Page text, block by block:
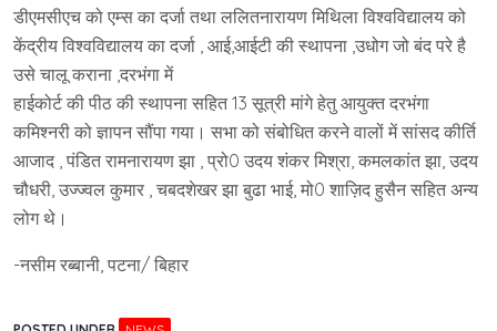
डीएमसीएच को एम्स का दर्जा तथा ललितनारायण मिथिला विश्वविद्यालय को
केंद्रीय विश्वविद्यालय का दर्जा , आई,आईटी की स्थापना ,उधोग जो बंद परे है
उसे चालू कराना ,दरभंगा में
हाईकोर्ट की पीठ की स्थापना सहित 13 सूत्री मांगे हेतु आयुक्त दरभंगा
कमिश्नरी को ज्ञापन सौंपा गया। सभा को संबोधित करने वालों में सांसद कीर्ति
आजाद , पंडित रामनारायण झा , प्रो0 उदय शंकर मिश्रा, कमलकांत झा, उदय
चौधरी, उज्ज्वल कुमार , चबदशेखर झा बुढा भाई, मो0 शाज़िद हुसैन सहित अन्य
लोग थे।
-नसीम रब्बानी, पटना/ बिहार